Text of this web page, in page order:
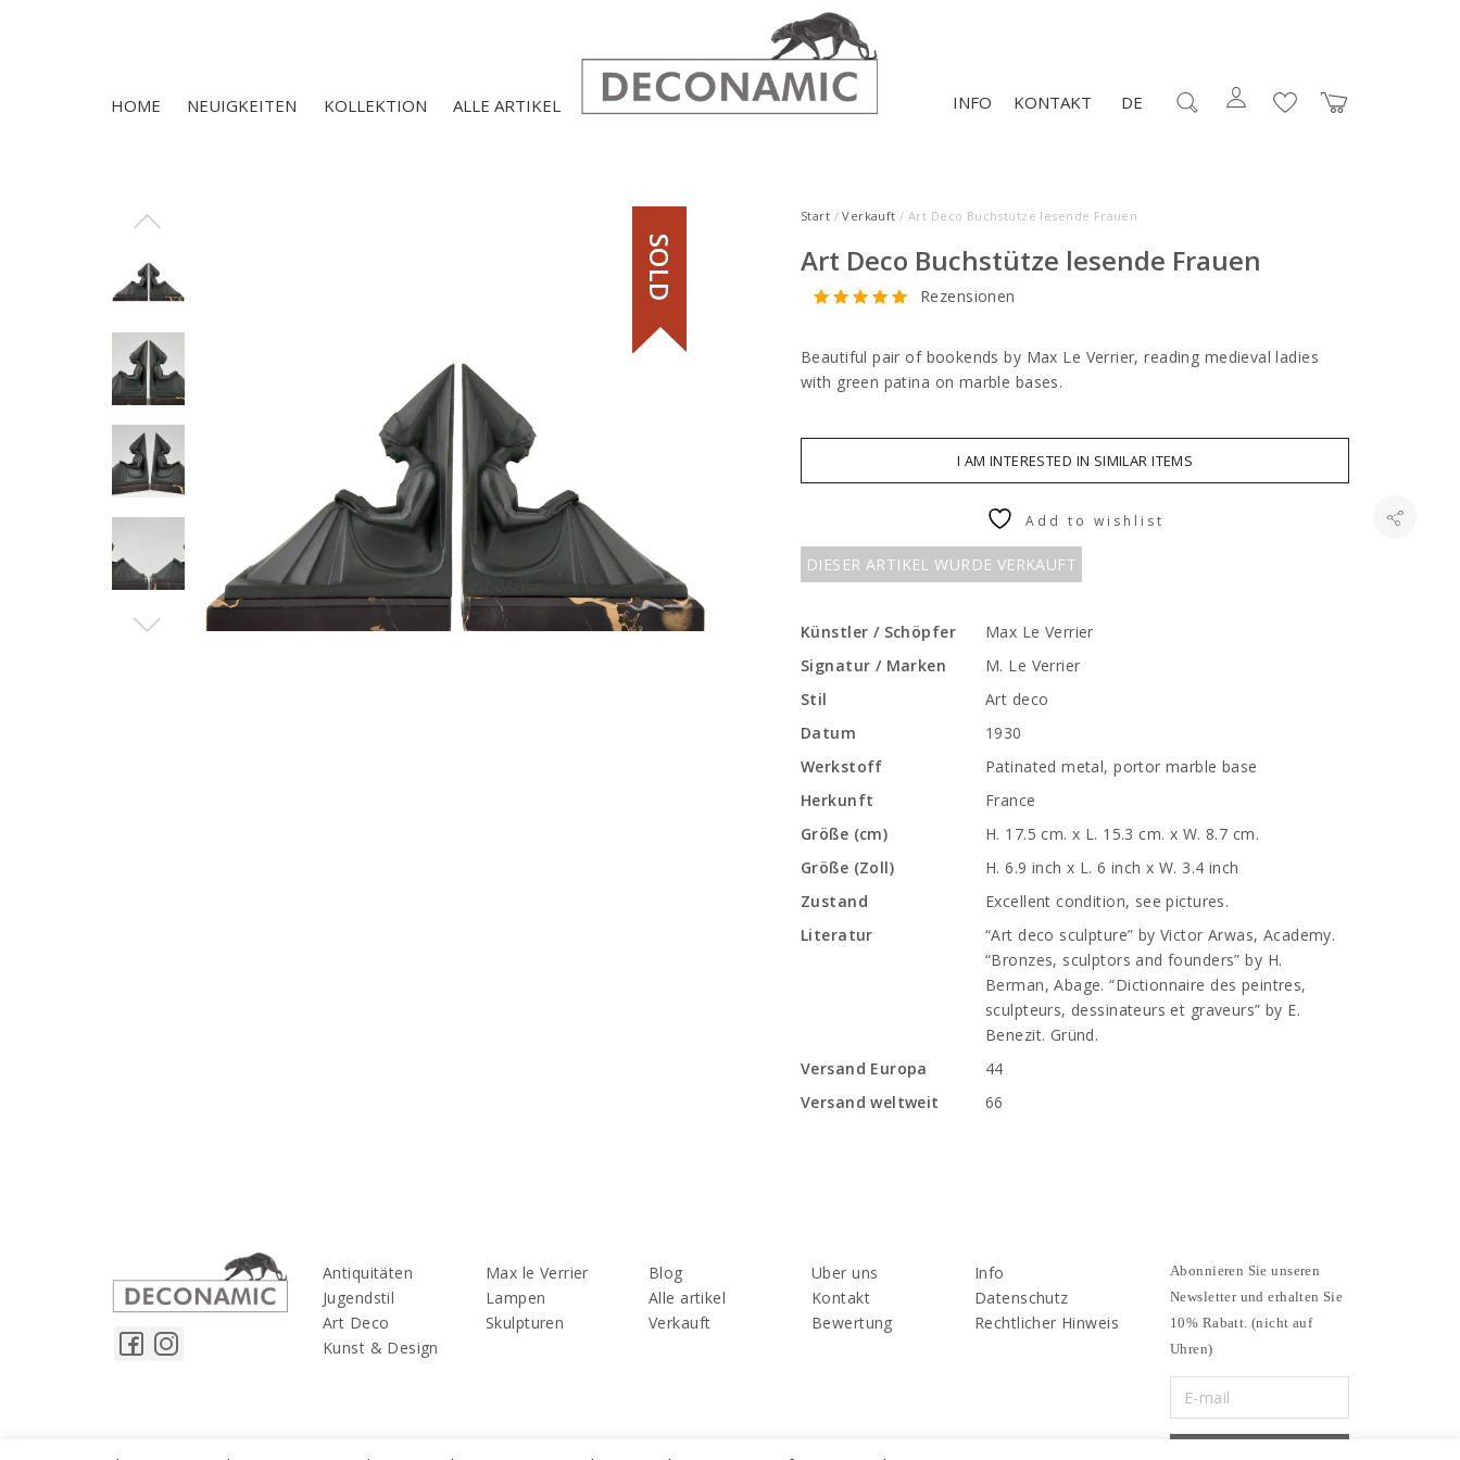
HOME NEUIGKEITEN KOLLEKTION ALLE ARTIKEL KONTAKT
INFO DE
SOLD
Start /Verkauft / Art Deco Buchstütze lesende Frauen
Art Deco Buchstütze lesende Frauen
Rezensionen
Beautiful pair of bookends by Max Le Verrier, reading medieval ladies
with green patina on marble bases.
I AM INTERESTED IN SIMILAR ITEMS
DIESER ARTIKEL WURDE VERKAUFT
Add to wishlist
Künstler / Schöpfer
Max Le Verrier
Signatur / Marken
M. Le Verrier
Stil
Art deco
Datum
1930
Werkstoff
Patinated metal, portor marble base
Herkunft
France
Größe (cm)
H. 17.5 cm. x L. 15.3 cm. x W. 8.7 cm.
Größe (Zoll)
H. 6.9 inch x L. 6 inch x W. 3.4 inch
Zustand
Excellent condition, see pictures.
Literatur
“Art deco sculpture” by Victor Arwas, Academy.
“Bronzes, sculptors and founders” by H.
Berman, Abage. “Dictionnaire des peintres,
sculpteurs, dessinateurs et graveurs” by E.
Benezit. Gründ.
Versand Europa
44
Versand weltweit
66
Antiquitäten
Jugendstil
Art Deco
Kunst & Design
Max le Verrier
Lampen
Skulpturen
Blog
Alle artikel
Verkauft
Uber uns
Kontakt
Bewertung
Info
Datenschutz
Rechtlicher Hinweis
Abonnieren Sie unseren
Newsletter und erhalten Sie
10% Rabatt. (nicht auf
Uhren)